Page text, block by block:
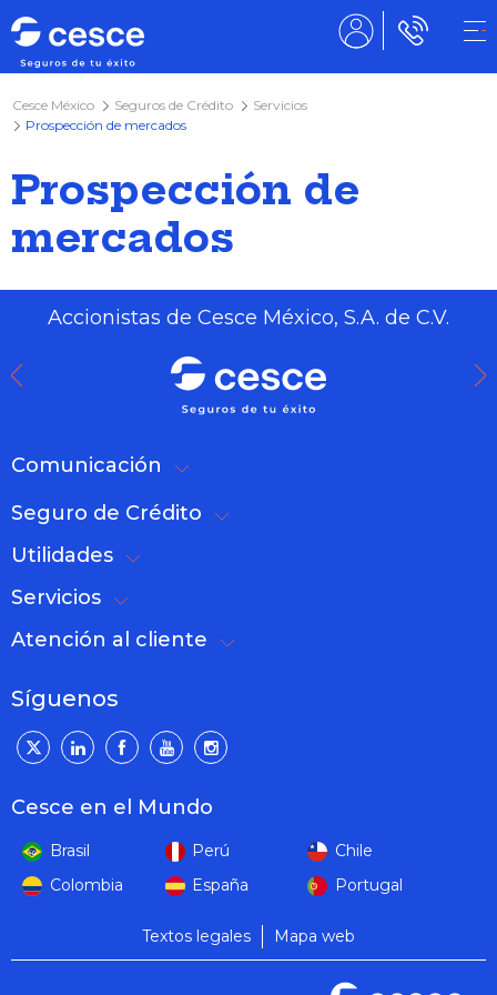
Cesce México Seguros de Crédito
Servicios
Prospección de mercados
Prospección de
mercados
Accionistas de Cesce México, S.A. de C.V.
Comunicación
Seguro de Crédito
Utilidades
Servicios
Atención al cliente
Síguenos
Cesce en el Mundo
Brasil Perú
Chile
Colombia
España Portugal
Textos legales Mapa web